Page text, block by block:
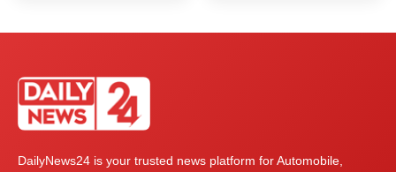
DailyNews24 is your trusted news platform for Automobile,